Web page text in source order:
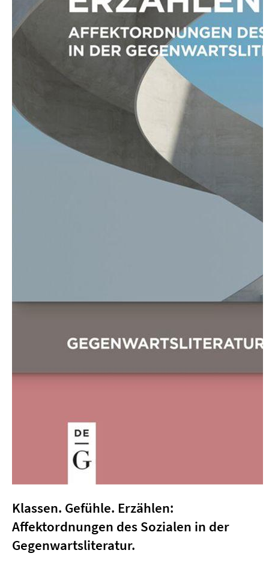
Klassen. Gefühle. Erzählen:
Affektordnungen des Sozialen in der
Gegenwartsliteratur.